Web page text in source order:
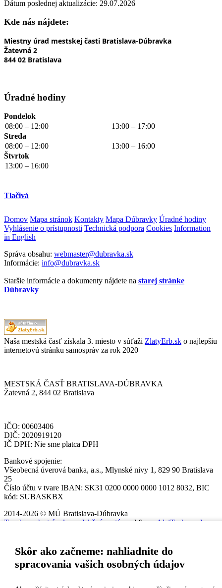
Skôr ako začneme: nahliadnite do
spracovania vašich osobných údajov
Dátum poslednej aktualizácie: 29.07.2026
Kde nás nájdete:
Miestny úrad mestskej časti Bratislava-Dúbravka
Žatevná 2
844 02 Bratislava
Úradné hodiny
Pondelok
08:00 – 12:00
13:00 – 17:00
Streda
08:00 – 12:00
13:00 – 16:00
Štvrtok
13:00 – 16:00
Tlačivá
Domov Mapa stránok Kontakty Mapa Dúbravky Úradné hodiny
Vyhlásenie o prístupnosti Technická podpora Cookies Information
in English
Správa obsahu: webmaster@dubravka.sk
Informácie: info@dubravka.sk
Staršie informácie a dokumenty nájdete na starej stránke
Dúbravky
Naša mestská časť získala 3. miesto v súťaži ZlatyErb.sk o najlepšiu
internetovú stránku samospráv za rok 2020
MESTSKÁ ČASŤ BRATISLAVA-DÚBRAVKA
Žatevná 2, 844 02 Bratislava
IČO: 00603406
DIČ: 2020919120
IČ DPH: Nie sme platca DPH
Bankové spojenie:
Všeobecná úverová banka, a.s., Mlynské nivy 1, 829 90 Bratislava
25
Číslo účtu v tvare IBAN: SK31 0200 0000 0000 1012 8032, BIC
kód: SUBASKBX
2014-2026 © MÚ Bratislava-Dúbravka
Tvorba web stránok
redakčný systém od firmy
AlejTech, spol. s